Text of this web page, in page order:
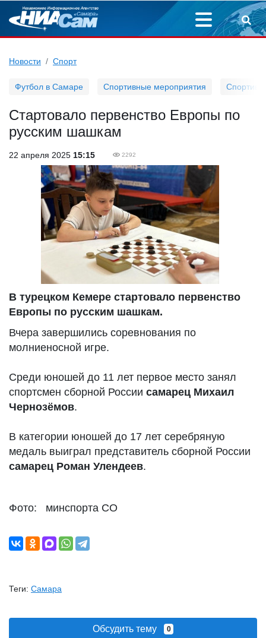
Новости Спорт
Футбол в Самаре Спортивные мероприятия
Стартовало первенство Европы по
русским шашкам
22 апреля 2025 15:15 2292
В турецком Кемере стартовало первенство
Европы по русским шашкам.
Вчера завершились соревнования по
молниеносной игре.
Среди юношей до 11 лет первое место занял
спортсмен сборной России самарец Михаил
Чернозëмов.
В категории юношей до 17 лет серебряную
медаль выиграл представитель сборной России
самарец Роман Улендеев.
Фото: минспорта СО
Теги: Самара
Обсудить тему 0